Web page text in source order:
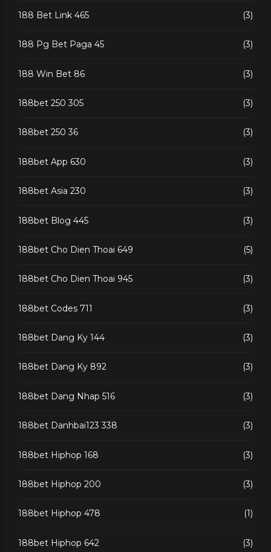
188 Bet Link 465 (3)
188 Pg Bet Paga 45 (3)
188 Win Bet 86 (3)
188bet 250 305 (3)
188bet 250 36 (3)
188bet App 630 (3)
188bet Asia 230 (3)
188bet Blog 445 (3)
188bet Cho Dien Thoai 649 (5)
188bet Cho Dien Thoai 945 (3)
188bet Codes 711 (3)
188bet Dang Ky 144 (3)
188bet Dang Ky 892 (3)
188bet Dang Nhap 516 (3)
188bet Danhbai123 338 (3)
188bet Hiphop 168 (3)
188bet Hiphop 200 (3)
188bet Hiphop 478 (1)
188bet Hiphop 642 (3)